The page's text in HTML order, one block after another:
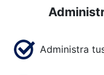
Administra